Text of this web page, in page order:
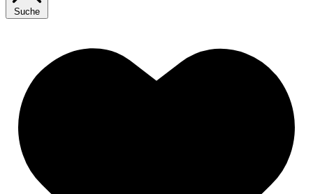
Suche